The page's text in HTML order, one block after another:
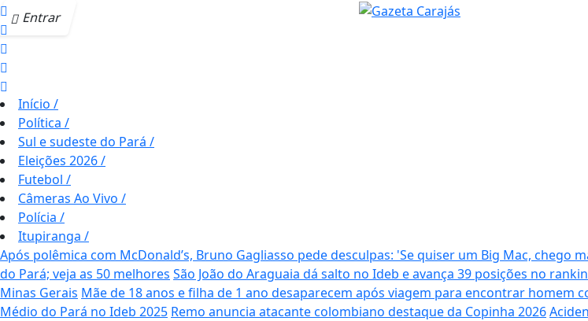
Entrar
Início /
Política /
Sul e sudeste do Pará /
Eleições 2026/
Futebol /
Câmeras Ao Vivo /
Polícia /
Itupiranga /
Após polêmica com McDonald’s, Bruno Gagliasso pede desculpas: 'Se quiser um Big Mac, chego
do Pará; veja as 50 melhores São João do Araguaia dá salto no Ideb e avança 39 posições no
Minas Gerais Mãe de 18 anos e filha de 1 ano desaparecem após viagem para encontrar homem
Médio do Pará no Ideb 2025 Remo anuncia atacante colombiano destaque da Copinha 2026